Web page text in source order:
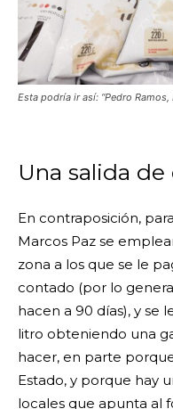
Esta podría ir así: “Pedro Ramos,
Una salida
En contraposición,
Marcos Paz se
zona a los que se le
contado (por lo
hacen a 90 días), y se
litro obteniendo una
hacer, en parte
Estado, y porque hay
locales que apunta al